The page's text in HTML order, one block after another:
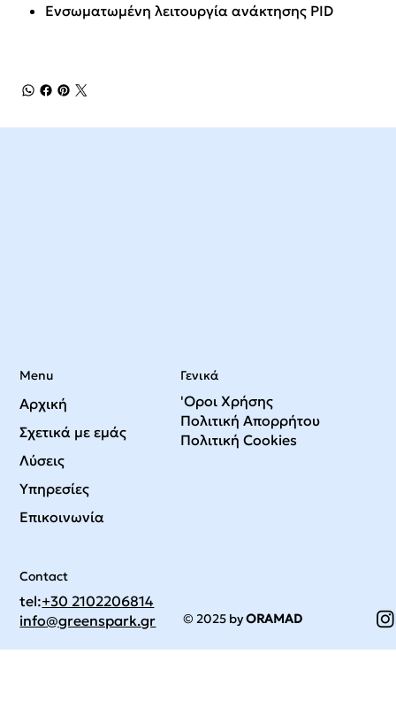
Ενσωματωμένη λειτουργία ανάκτησης PID
Menu
Αρχική
Σχετικά με εμάς
Λύσεις
Υπηρεσίες
Επικοινωνία
Γενικά
'Οροι Χρήσης
Πολιτική Απορρήτου
Πολιτική Cookies
Contact
tel:+30 2102206814
info@greenspark.gr
© 2025 byORAMAD